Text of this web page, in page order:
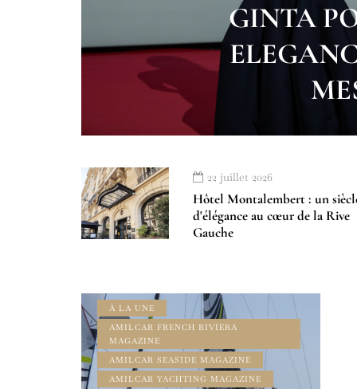
GINTA
22 juillet 2026
Hôtel Montalembert : un
d'élégance au cœur de la Rive
Gauche
À LA UNE
AMILCAR FRENCH RIVIERA
MAGAZINE
AMILCAR SEASIDE MAGAZINE
AMILCAR YACHTING MAGAZINE